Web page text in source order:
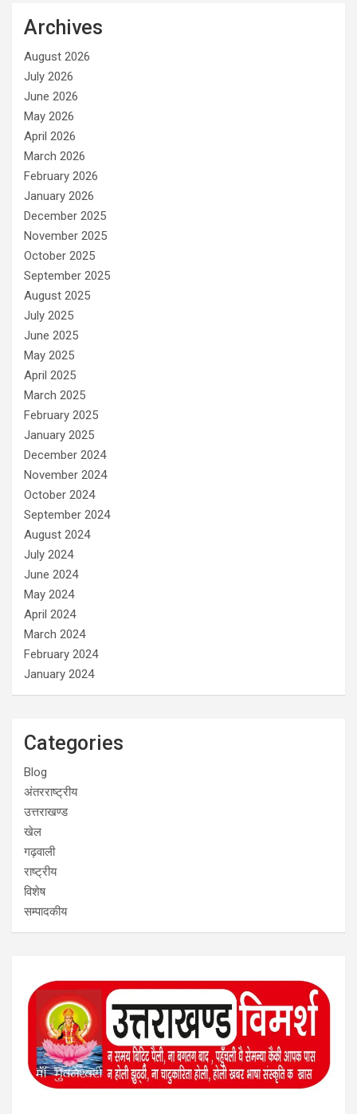
Archives
August 2026
July 2026
June 2026
May 2026
April 2026
March 2026
February 2026
January 2026
December 2025
November 2025
October 2025
September 2025
August 2025
July 2025
June 2025
May 2025
April 2025
March 2025
February 2025
January 2025
December 2024
November 2024
October 2024
September 2024
August 2024
July 2024
June 2024
May 2024
April 2024
March 2024
February 2024
January 2024
Categories
Blog
अंतरराष्ट्रीय
उत्तराखण्ड
खेल
गढ़वाली
राष्ट्रीय
विशेष
सम्पादकीय